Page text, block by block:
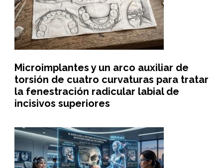
Microimplantes y un arco auxiliar de
torsión de cuatro curvaturas para tratar
la fenestración radicular labial de
incisivos superiores